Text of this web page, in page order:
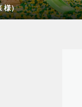
13（ELM）